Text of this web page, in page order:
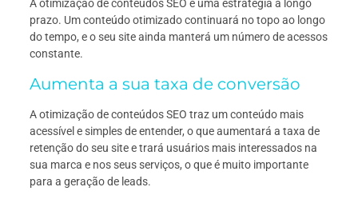
A otimização de conteúdos SEO é uma estratégia a longo
prazo. Um conteúdo otimizado continuará no topo ao longo
do tempo, e o seu site ainda manterá um número de acessos
constante.
Aumenta a sua taxa de conversão
A otimização de conteúdos SEO traz um conteúdo mais
acessível e simples de entender, o que aumentará a taxa de
retenção do seu site e trará usuários mais interessados na
sua marca e nos seus serviços, o que é muito importante
para a geração de leads.